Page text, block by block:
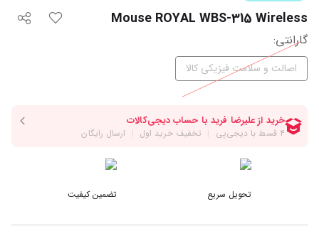
Mouse ROYAL WBS-315 Wireless
گارانتی‌:
اصالت و سلامت فیزیکی کالا
تحویل سریع تضمین کیفیت